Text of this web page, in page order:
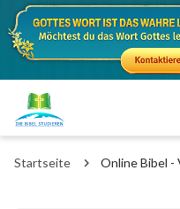
Startseite Online Bibel -
Das alte Testament
1. Mose